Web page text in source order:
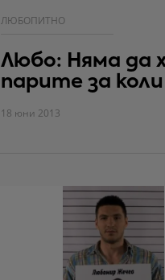
ЛЮБОПИТНО
Любо: Няма да
парите за коли
18 юни 2013